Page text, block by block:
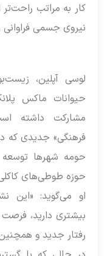
کار به مراتب
نیروی جسمی فراوانی
لوسی آپلین،
حیوانات ماکس
مشارکت داشته
فرهنگی» جدیدی که
حومه شهرها توسعه
حوزه طوطی‌های
او می‌گوید: «این
بیشتری دارید،
رفتار جدید و